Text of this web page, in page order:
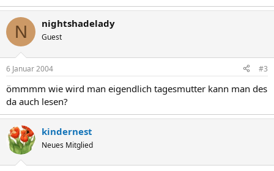
N nightshadelady
Guest
6 Januar 2004 #3
ömmmm wie wird man eigendlich tagesmutter kann man des
da auch lesen?
kindernest
Neues Mitglied